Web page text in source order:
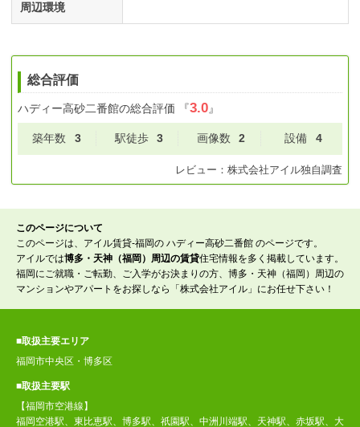
周辺環境
総合評価
ハディー高砂二番館の総合評価 『3.0』
築年数 3 駅徒歩 3 画像数 2 設備 4
レビュー： 株式会社アイル独自調査
このページについて
このページは、アイル賃貸-福岡の ハディー高砂二番館 のページです。
アイルでは博多・天神（福岡）周辺の賃貸住宅情報を多く掲載しています。
福岡にご就職・ご転勤、ご入学がお決まりの方、博多・天神（福岡）周辺の
マンションやアパートをお探しなら「株式会社アイル」にお任せ下さい！
■取扱主要エリア
福岡市中央区・博多区
■取扱主要駅
【福岡市空港線】
福岡空港駅、東比恵駅、博多駅、祇園駅、中洲川端駅、天神駅、赤坂駅、大